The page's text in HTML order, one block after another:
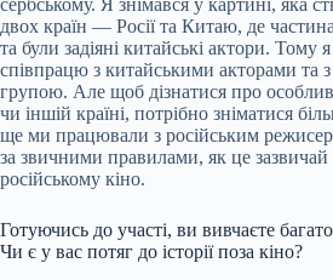
сербському. Я знімався у картині, яка
двох країн — Росії та Китаю, де
та були задіяні китайські актори. Тому
співпрацю з китайськими акторами та
групою. Але щоб дізнатися про
чи іншій країні, потрібно зніматися
ще ми працювали з російським
за звичними правилами, як це
російському кіно.
Готуючись до участі, ви вивчаєте
Чи є у вас потяг до історії поза кіно?